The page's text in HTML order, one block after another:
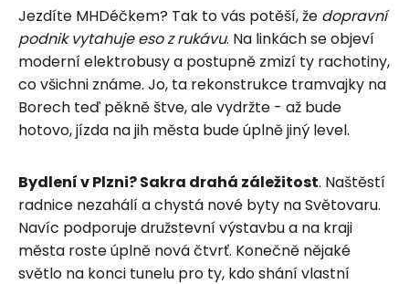
Jezdíte MHDéčkem? Tak to vás potěší, že dopravní
podnik vytahuje eso z rukávu. Na linkách se objeví
moderní elektrobusy a postupně zmizí ty rachotiny,
co všichni známe. Jo, ta rekonstrukce tramvajky na
Borech teď pěkně štve, ale vydržte - až bude
hotovo, jízda na jih města bude úplně jiný level.
Bydlení v Plzni? Sakra drahá záležitost. Naštěstí
radnice nezahálí a chystá nové byty na Světovaru.
Navíc podporuje družstevní výstavbu a na kraji
města roste úplně nová čtvrť. Konečně nějaké
světlo na konci tunelu pro ty, kdo shání vlastní